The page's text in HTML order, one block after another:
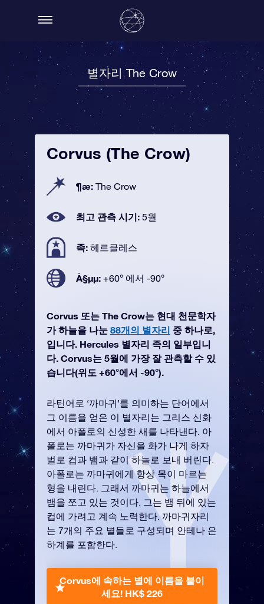
별자리 The Crow
Corvus (The Crow)
¶æ: The Crow
최고 관측 시기: 5월
족: 헤르클레스
À§µµ: +60° 에서 -90°
Corvus 또는 The Crow는 현대 천문학자
가 하늘을 나눈 88개의 별자리 중 하나로,
입니다. Hercules 별자리 족의 일부입니
다. Corvus는 5월에 가장 잘 관측할 수 있
습니다(위도 +60°에서 -90°).
라틴어로 ‘까마귀’를 의미하는 단어에서
그 이름을 얻은 이 별자리는 그리스 신화
에서 아폴로의 신성한 새를 나타낸다. 아
폴로는 까마귀가 자신을 화가 나게 하자
벌로 컵과 뱀과 같이 하늘로 보내 버린다.
아폴로는 까마귀에게 항상 목이 마르는
형을 내린다. 그래서 까마귀는 하늘에서
뱀을 쪼고 있는 것이다. 그는 뱀 뒤에 있는
컵에 가려고 계속 노력한다. 까마귀자리
는 7개의 주요 별들로 구성되며 안테나 은
하계를 포함한다.
Corvus에 속하는 별에 이름을 붙이
세요! HK$ 226